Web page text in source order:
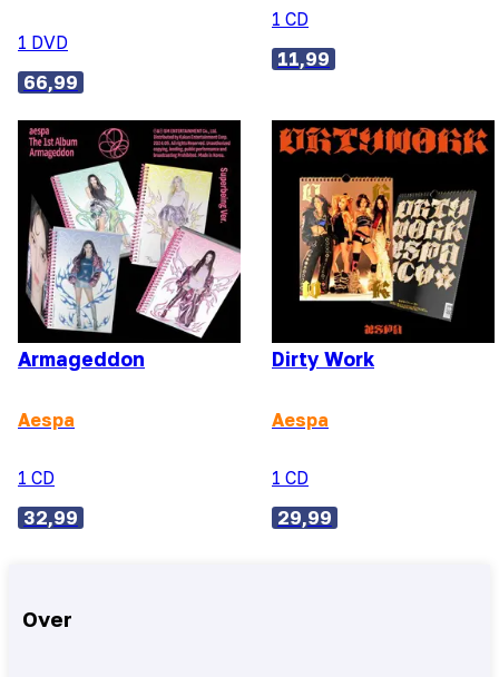
1 DVD
66,99
1 CD
11,99
Armageddon
Aespa
1 CD
32,99
Dirty Work
Aespa
1 CD
29,99
Over